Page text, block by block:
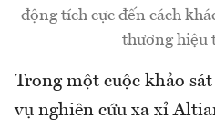
động tích cực đến cách
thương hiệu
Trong một cuộc khảo
vụ nghiên cứu xa xỉ